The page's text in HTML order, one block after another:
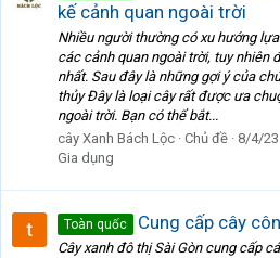
kế cảnh quan ngoài trời
Nhiều người thường có xu hướng
các cảnh quan ngoài trời, tuy nhiên
nhất. Sau đây là những gợi ý của
thủy Đây là loại cây rất được ưa
ngoài trời. Bạn có thể bắt...
cây Xanh Bách Lộc Chủ đề 8/4/23
Gia dụng
Toàn quốc Cung cấp cây
Cây xanh đô thị Sài Gòn cung cấp